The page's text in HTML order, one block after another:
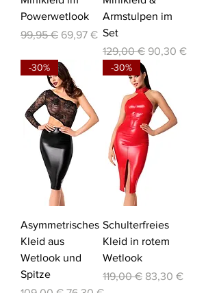
Powerwetlook
Standardpreis
99,95 € Sale-Preis
69,97 €
Armstulpen im
Set
Standardpreis
129,00 € Sale-Preis
90,30 €
-30%
Asymmetrisches
Kleid aus
Wetlook und
Spitze
-30%
Schulterfreies
Kleid in rotem
Wetlook
Standardpreis
119,00 € Sale-Preis
83,30 €